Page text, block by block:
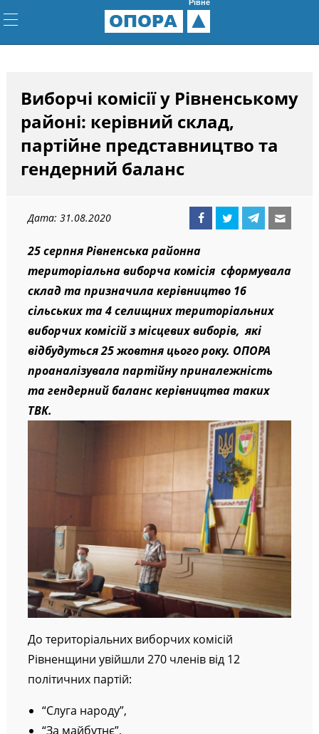
ОПОРА
Рівне
Виборчі комісії у Рівненському
районі: керівний склад,
партійне представництво та
гендерний баланс
25 серпня Рівненська районна
територіальна виборча комісія
сформувала
склад та призначила керівництво 16
сільських та 4 селищних територіальних
виборчих комісій з місцевих виборів, які
відбудуться 25 жовтня цього року. ОПОРА
проаналізувала партійну приналежність
та гендерний баланс керівництва таких
ТВК.
До територіальних виборчих комісій
Рівненщини увійшли 270 членів від 12
“Слуга народу”,